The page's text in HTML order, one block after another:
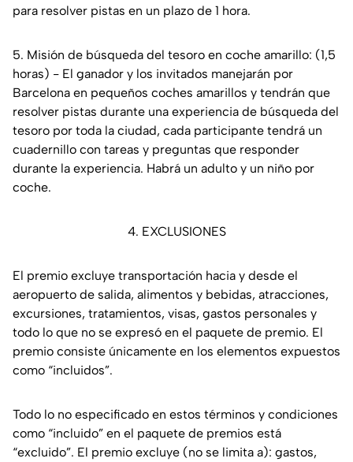
para resolver pistas en un plazo de 1 hora.
5. Misión de búsqueda del tesoro en coche amarillo: (1,5
horas) - El ganador y los invitados manejarán por
Barcelona en pequeños coches amarillos y tendrán que
resolver pistas durante una experiencia de búsqueda del
tesoro por toda la ciudad, cada participante tendrá un
cuadernillo con tareas y preguntas que responder
durante la experiencia. Habrá un adulto y un niño por
coche.
4. EXCLUSIONES
El premio excluye transportación hacia y desde el
aeropuerto de salida, alimentos y bebidas, atracciones,
excursiones, tratamientos, visas, gastos personales y
todo lo que no se expresó en el paquete de premio. El
premio consiste únicamente en los elementos expuestos
como “incluidos”.
Todo lo no especificado en estos términos y condiciones
como “incluido” en el paquete de premios está
“excluido”. El premio excluye (no se limita a): gastos,